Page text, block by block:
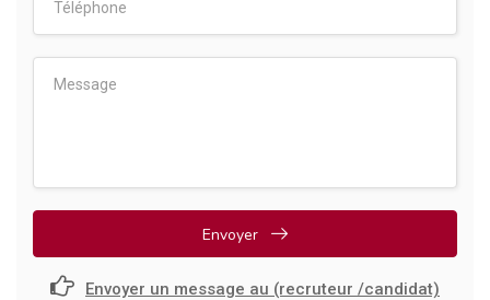
Envoyer
Envoyer un message au (recruteur /candidat)